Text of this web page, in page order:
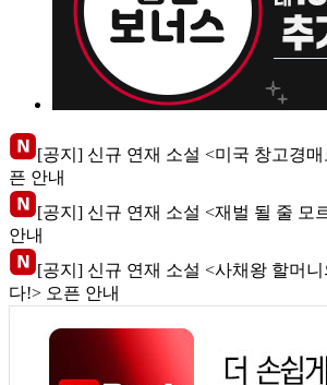
[공지] 신규 연재 소설 <미국 창고경매
픈 안내
[공지] 신규 연재 소설 <재벌 될 줄 모
안내
[공지] 신규 연재 소설 <사채왕 할머
다!> 오픈 안내